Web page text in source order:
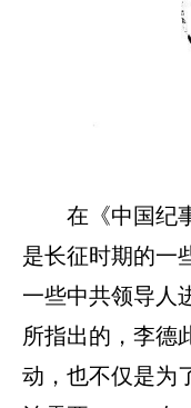
在《中国纪
是长征时期的一
一些中共领导人
所指出的，李德
动，也不仅是为